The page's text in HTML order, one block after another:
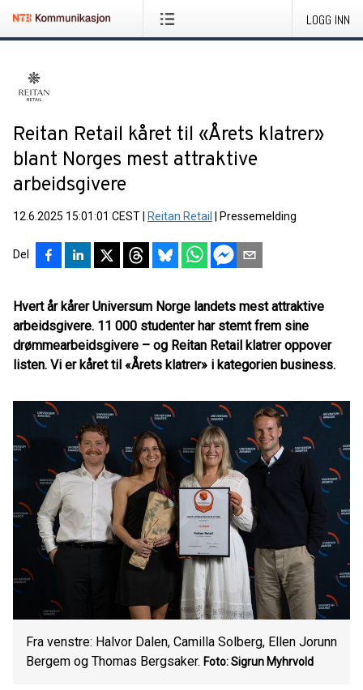
LOGG INN
Reitan Retail kåret til «Årets klatrer»
blant Norges mest attraktive
arbeidsgivere
12.6.2025 15:01:01 CEST Reitan Retail Pressemelding
Del
Hvert år kårer Universum Norge landets mest attraktive
arbeidsgivere. 11 000 studenter har stemt frem sine
drømmearbeidsgivere – og Reitan Retail klatrer oppover
listen. Vi er kåret til «Årets klatrer» i kategorien business.
Fra venstre: Halvor Dalen, Camilla Solberg, Ellen Jorunn
Bergem og Thomas Bergsaker. Foto: Sigrun Myhrvold